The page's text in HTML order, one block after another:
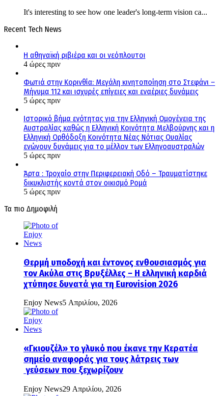
It's interesting to see how one leader's long-term vision ca...
Recent Tech News
Η αθηναϊκή ριβιέρα και οι νεόπλουτοι
4 ώρες πριν
Φωτιά στην Κορινθία: Μεγάλη κινητοποίηση στο Στεφάνι –
Μήνυμα 112 και ισχυρές επίγειες και εναέριες δυνάμεις
5 ώρες πριν
Ιστορικό βήμα ενότητας για την Ελληνική Ομογένεια της
Αυστραλίας καθώς η Ελληνική Κοινότητα Μελβούρνης και η
Ελληνική Ορθόδοξη Κοινότητα Νέας Νότιας Ουαλίας
ενώνουν δυνάμεις για το μέλλον των Ελληνοαυστραλών
5 ώρες πριν
Άρτα : Τροχαίο στην Περιφερειακή Οδό – Τραυματίστηκε
δικυκλιστής κοντά στον οικισμό Ρομά
5 ώρες πριν
Τα πιο Δημοφιλή
Θερμή υποδοχή και έντονος ενθουσιασμός για
τον Ακύλα στις Βρυξέλλες – Η ελληνική καρδιά
χτύπησε δυνατά για τη Eurovision 2026
Enjoy News5 Απριλίου, 2026
«Γκιουζέλ» το γλυκό που έκανε την Κερατέα
σημείο αναφοράς για τους λάτρεις των
γεύσεων που ξεχωρίζουν
Enjoy News29 Απριλίου, 2026